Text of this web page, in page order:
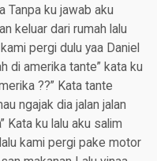
Tanpa ku jawab aku
keluar dari rumah lalu
pergi dulu yaa Daniel
di amerika tante” kata ku
??” Kata tante
ngajak dia jalan jalan
Kata ku lalu aku salim
kami pergi pake motor